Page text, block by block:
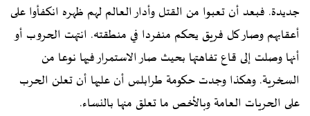
جديدة. فبعد أن تعبوا من القتل وأدار العالم لهم ظهره انكفأوا على
أعقابهم وصار كل فريق يحكم منفردا في منطقته. انتهت الحروب أو
أنها وصلت إلى قاع تفاهتها بحيث صار الاستمرار فيها نوعا من
السخرية. وهكذا وجدت حكومة طرابلس أن عليها أن تعلن الحرب
على الحريات العامة وبالأخص ما تعلق منها بالنساء.